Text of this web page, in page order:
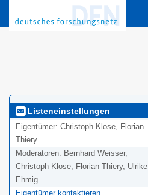
Listeneinstellungen
Eigentümer: Christoph Klose, Florian
Thiery
Moderatoren: Bernhard Weisser,
Christoph Klose, Florian Thiery, Ulrike
Ehmig
Eigentümer kontaktieren